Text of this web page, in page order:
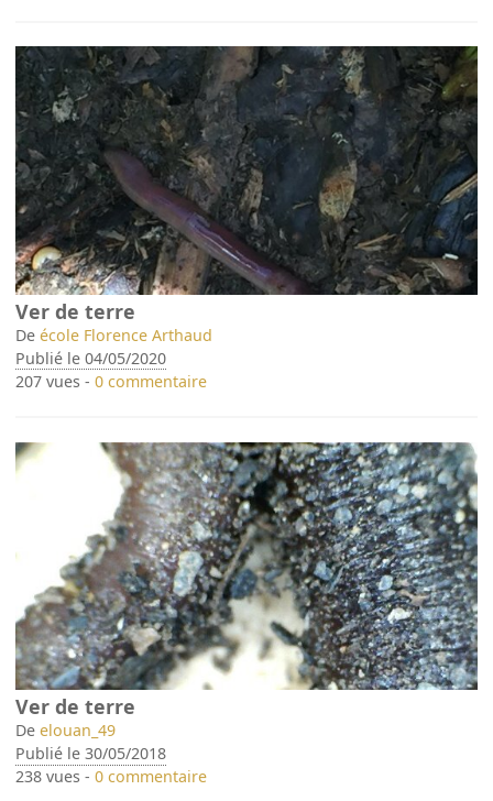
Ver de terre
Deécole Florence Arthaud
Publié le 04/05/2020
207 vues -0 commentaire
Ver de terre
Deelouan_49
Publié le 30/05/2018
238 vues -0 commentaire